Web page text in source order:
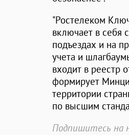
"Ростелеком
включает в себя
подъездах и на
учета и
входит в реестр
формирует
территории
по высшим
Подпишитесь на